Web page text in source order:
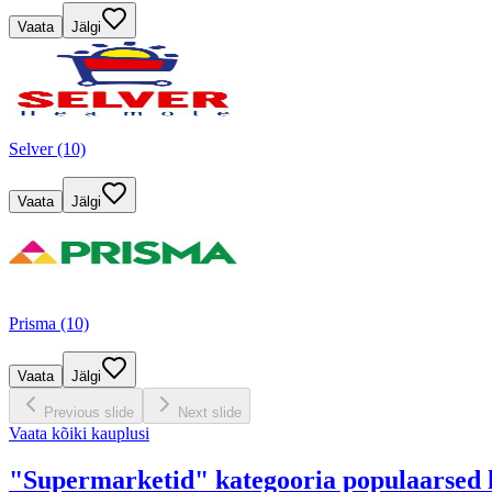
Vaata Jälgi
Selver (10)
Vaata Jälgi
Prisma (10)
Vaata Jälgi
Previous slide Next slide
Vaata kõiki kauplusi
"Supermarketid" kategooria populaarsed